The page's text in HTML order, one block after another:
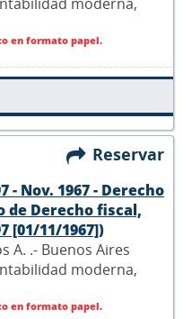
en formato papel.
Reservar
- Nov. 1967 - Derecho
de Derecho fiscal,
[01/11/1967])
A. .- Buenos Aires
moderna,
en formato papel.